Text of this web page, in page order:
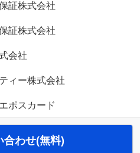
証株式会社
証株式会社
会社
ィー株式会社
ポスカード
合わせ(無料)